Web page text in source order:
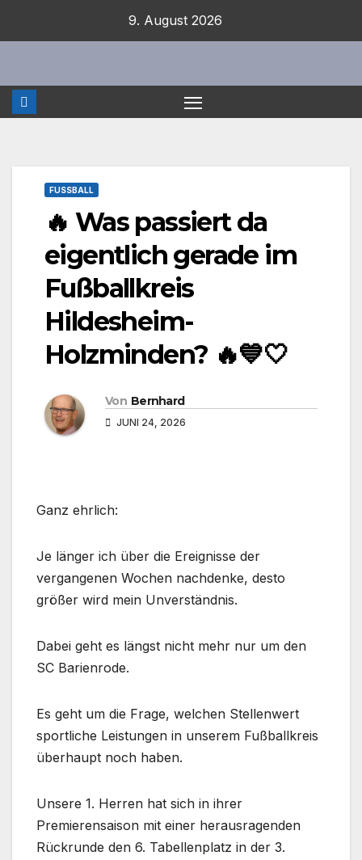
9. August 2026
FUSSBALL
🔥 Was passiert da
eigentlich gerade im
Fußballkreis
Hildesheim-
Holzminden? 🔥💙🤍
Von Bernhard
JUNI 24, 2026
Ganz ehrlich:
Je länger ich über die Ereignisse der
vergangenen Wochen nachdenke, desto
größer wird mein Unverständnis.
Dabei geht es längst nicht mehr nur um den
SC Barienrode.
Es geht um die Frage, welchen Stellenwert
sportliche Leistungen in unserem Fußballkreis
überhaupt noch haben.
Unsere 1. Herren hat sich in ihrer
Premierensaison mit einer herausragenden
Rückrunde den 6. Tabellenplatz in der 3.